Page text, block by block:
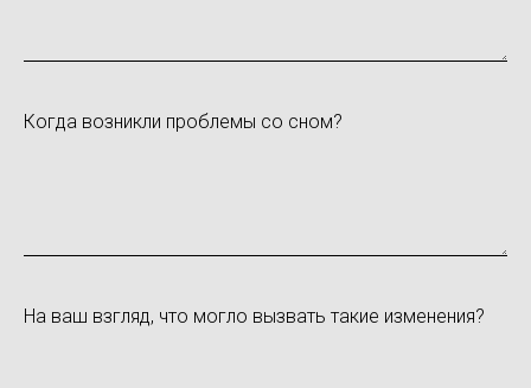
Когда возникли проблемы со сном?
На ваш взгляд, что могло вызвать такие изменения?